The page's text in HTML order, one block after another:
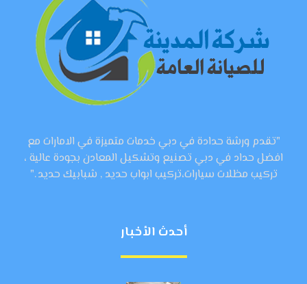
"تقدم ورشة حدادة في دبي خدمات متميزة في الامارات مع
افضل حداد في دبي تصنيع وتشكيل المعادن بجودة عالية ،
تركيب مظلات سيارات،تركيب ابواب حديد , شبابيك حديد ."
أحدث الأخبار